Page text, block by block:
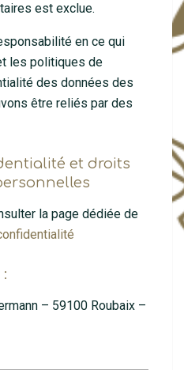
est exclue.
en ce qui
les politiques de
des données des
être reliés par des
et droits
la page dédiée de
– 59100 Roubaix –